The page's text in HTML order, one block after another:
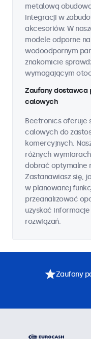
metalową
integracji w
akcesoriów. W
modele odporne
wodoodpornym
znakomicie
wymagającym
Zaufany dostawca
calowych
Beetronics oferuje
calowych do
komercyjnych.
różnych
dobrać optymalne
Zastanawiasz się,
w planowanej
przeanalizować
uzyskać
rozwiązań.
Zaufany